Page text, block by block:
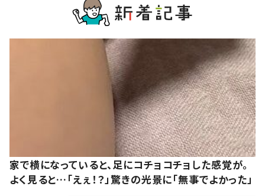
家で横になっていると、足にコチョコチョした感覚が。
よく見ると…「えぇ！？」驚きの光景に「無事でよかった」